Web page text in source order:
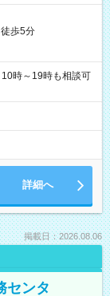
歩5分
時～19時も相談可
詳細へ
掲載日：2026.08.06
センタ